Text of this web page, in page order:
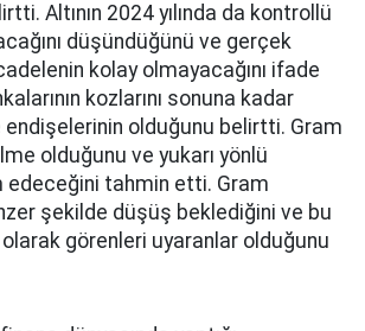
Altının 2024 yılında da kontrollü
düşündüğünü ve gerçek
kolay olmayacağını ifade
kozlarını sonuna kadar
endişelerinin olduğunu belirtti. Gram
olduğunu ve yukarı yönlü
edeceğini tahmin etti. Gram
şekilde düşüş beklediğini ve bu
görenleri uyaranlar olduğunu